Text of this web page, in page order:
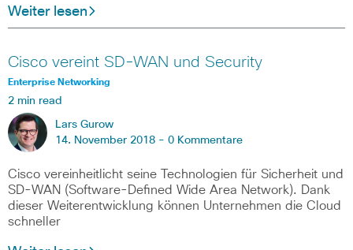
Weiter lesen
Cisco vereint SD-WAN und Security
Enterprise Networking
2 min read
Lars Gurow
14. November 2018 - 0 Kommentare
Cisco vereinheitlicht seine Technologien für Sicherheit und
SD-WAN (Software-Defined Wide Area Network). Dank
dieser Weiterentwicklung können Unternehmen die Cloud
schneller